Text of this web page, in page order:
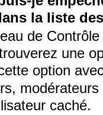
la liste
de
une
option
caché.